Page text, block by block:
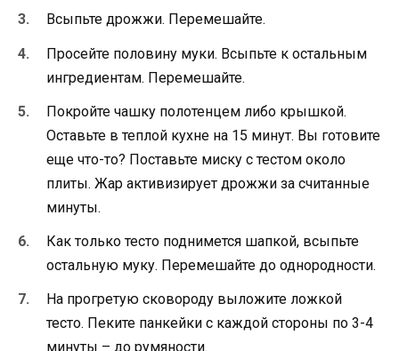
Всыпьте дрожжи. Перемешайте.
Просейте половину муки. Всыпьте к остальным
ингредиентам. Перемешайте.
Покройте чашку полотенцем либо крышкой.
Оставьте в теплой кухне на 15 минут. Вы готовите
еще что-то? Поставьте миску с тестом около
плиты. Жар активизирует дрожжи за считанные
минуты.
Как только тесто поднимется шапкой, всыпьте
остальную муку. Перемешайте до однородности.
На прогретую сковороду выложите ложкой
тесто. Пеките панкейки с каждой стороны по 3-4
минуты – до румяности.